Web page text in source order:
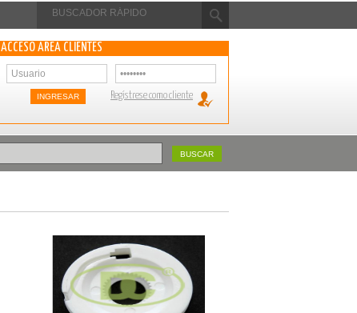
ACCESO ÁREA CLIENTES
Regístrese como cliente